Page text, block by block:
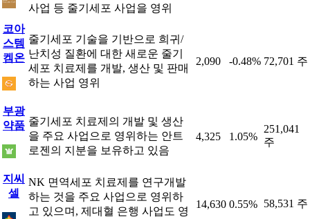
사업 등 줄기세포 사업을 영위
코아
스템
켐온
줄기세포 기술을 기반으로 희귀/
난치성 질환에 대한 새로운 줄기
세포 치료제를 개발, 생산 및 판매
하는 사업 영위
2,090 -0.48% 72,701 주
부광
약품 줄기세포 치료제의 개발 및 생산
을 주요 사업으로 영위하는 안트
로젠의 지분을 보유하고 있음
4,325 1.05%
251,041
주
지씨
셀
NK 면역세포 치료제를 연구개발
하는 것을 주요 사업으로 영위하
고 있으며, 제대혈 은행 사업도 영
14,630 0.55% 58,531 주